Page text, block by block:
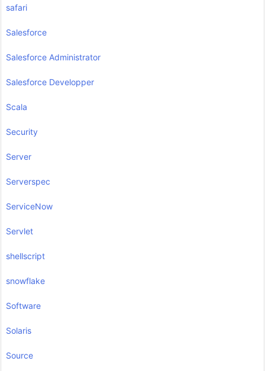
safari
Salesforce
Salesforce Administrator
Salesforce Developper
Scala
Security
Server
Serverspec
ServiceNow
Servlet
shellscript
snowflake
Software
Solaris
Source